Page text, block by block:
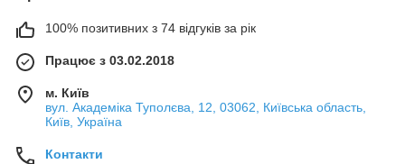
100% позитивних з 74 відгуків за рік
Працює з 03.02.2018
м. Київ
вул. Академіка Туполєва, 12, 03062, Київська область,
Київ, Україна
Контакти